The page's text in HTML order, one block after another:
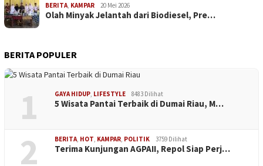
BERITA KAMPAR 20 Mei 2026
Olah Minyak Jelantah dari Biodiesel, Pre…
BERITA POPULER
1 GAYA HIDUP LIFESTYLE 8483 Dilihat
5 Wisata Pantai Terbaik di Dumai Riau, M…
2 BERITA HOT KAMPAR POLITIK 3759 Dilihat
Terima Kunjungan AGPAII, Repol Siap Perj…